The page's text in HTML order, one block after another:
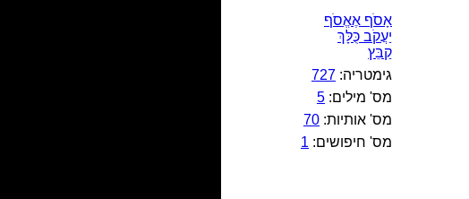
אָסֹף אֶאֱסֹף
יַעֲקֹב כֻּלָּךְ
קַבֵּץ
גימטריה: 727
מס' מילים: 5
מס' אותיות: 70
מס' חיפושים: 1